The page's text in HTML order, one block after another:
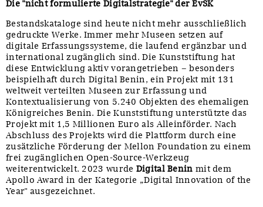
Die "nicht formulierte Digitalstrategie" der EvSK
Bestandskataloge sind heute nicht mehr ausschließlich
gedruckte Werke. Immer mehr Museen setzen auf
digitale Erfassungssysteme, die laufend ergänzbar und
international zugänglich sind. Die Kunststiftung hat
diese Entwicklung aktiv vorangetrieben – besonders
beispielhaft durch Digital Benin, ein Projekt mit 131
weltweit verteilten Museen zur Erfassung und
Kontextualisierung von 5.240 Objekten des ehemaligen
Königreiches Benin. Die Kunststiftung unterstützte das
Projekt mit 1,5 Millionen Euro als Alleinförder. Nach
Abschluss des Projekts wird die Plattform durch eine
zusätzliche Förderung der Mellon Foundation zu einem
frei zugänglichen Open-Source-Werkzeug
weiterentwickelt. 2023 wurde Digital Benin mit dem
Apollo Award in der Kategorie „Digital Innovation of the
Year" ausgezeichnet.